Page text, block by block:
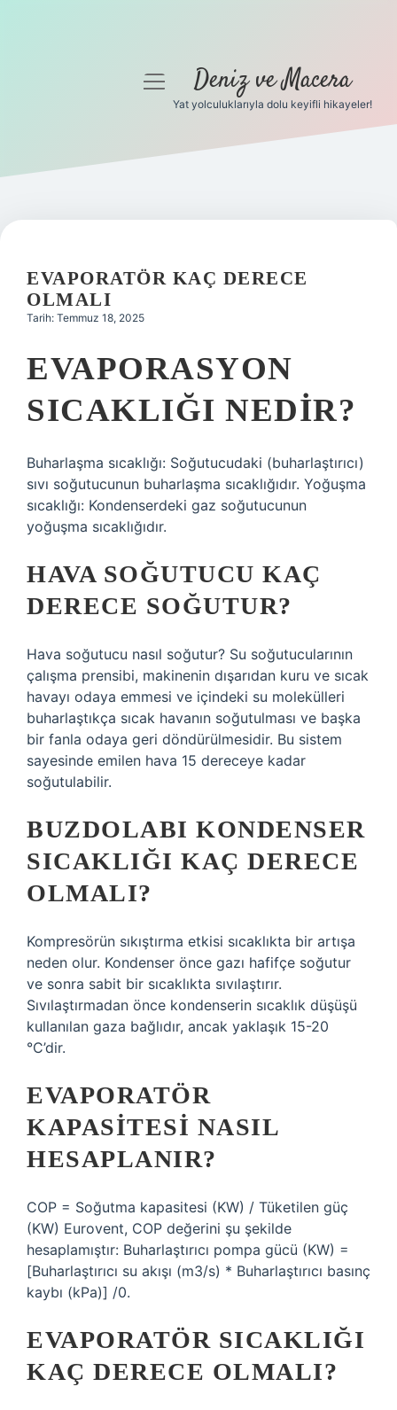
Gizlilik Politikası
Yasal Uyarı
menüyüDeniz ve Macera
Yat yolculuklarıyla dolu keyifli hikayeler!
EVAPORATÖR KAÇ DERECE
OLMALI
Tarih: Temmuz 18, 2025
EVAPORASYON
SICAKLIĞI NEDIR?
Buharlaşma sıcaklığı: Soğutucudaki (buharlaştırıcı)
sıvı soğutucunun buharlaşma sıcaklığıdır. Yoğuşma
sıcaklığı: Kondenserdeki gaz soğutucunun
yoğuşma sıcaklığıdır.
HAVA SOĞUTUCU KAÇ
DERECE SOĞUTUR?
Hava soğutucu nasıl soğutur? Su soğutucularının
çalışma prensibi, makinenin dışarıdan kuru ve sıcak
havayı odaya emmesi ve içindeki su molekülleri
buharlaştıkça sıcak havanın soğutulması ve başka
bir fanla odaya geri döndürülmesidir. Bu sistem
sayesinde emilen hava 15 dereceye kadar
soğutulabilir.
BUZDOLABI KONDENSER
SICAKLIĞI KAÇ DERECE
OLMALI?
Kompresörün sıkıştırma etkisi sıcaklıkta bir artışa
neden olur. Kondenser önce gazı hafifçe soğutur
ve sonra sabit bir sıcaklıkta sıvılaştırır.
Sıvılaştırmadan önce kondenserin sıcaklık düşüşü
kullanılan gaza bağlıdır, ancak yaklaşık 15-20
°C’dir.
EVAPORATÖR
KAPASITESI NASIL
HESAPLANIR?
COP = Soğutma kapasitesi (KW) / Tüketilen güç
(KW) Eurovent, COP değerini şu şekilde
hesaplamıştır: Buharlaştırıcı pompa gücü (KW) =
[Buharlaştırıcı su akışı (m3/s) * Buharlaştırıcı basınç
kaybı (kPa)] /0.
EVAPORATÖR SICAKLIĞI
KAÇ DERECE OLMALI?